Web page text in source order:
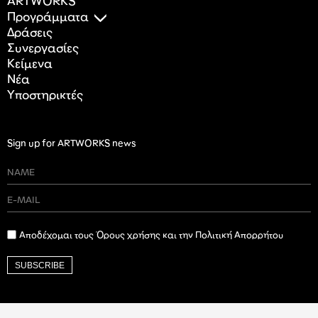
Προγράμματα
Δράσεις
Συνεργασίες
Κείμενα
Nέα
Υποστηρικτές
Sign up for ARTWORKS news
Αποδέχομαι τους Όρους χρήσης και την Πολιτική Απορρήτου
SUBSCRIBE